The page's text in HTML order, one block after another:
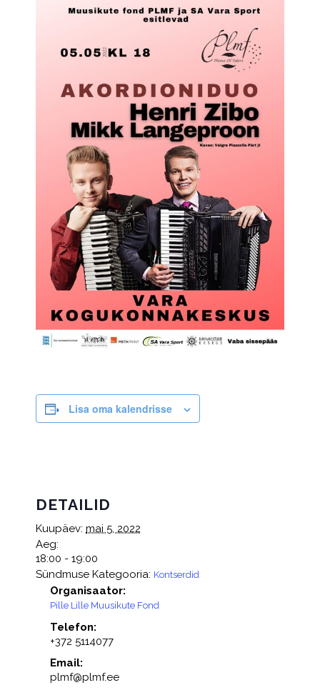
Lisa oma kalendrisse
DETAILID
Kuupäev: mai 5, 2022
Aeg:
18:00 - 19:00
Sündmuse Kategooria: Kontserdid
Organisaator:
Pille Lille Muusikute Fond
Telefon:
+372 5114077
Email:
plmf@plmf.ee